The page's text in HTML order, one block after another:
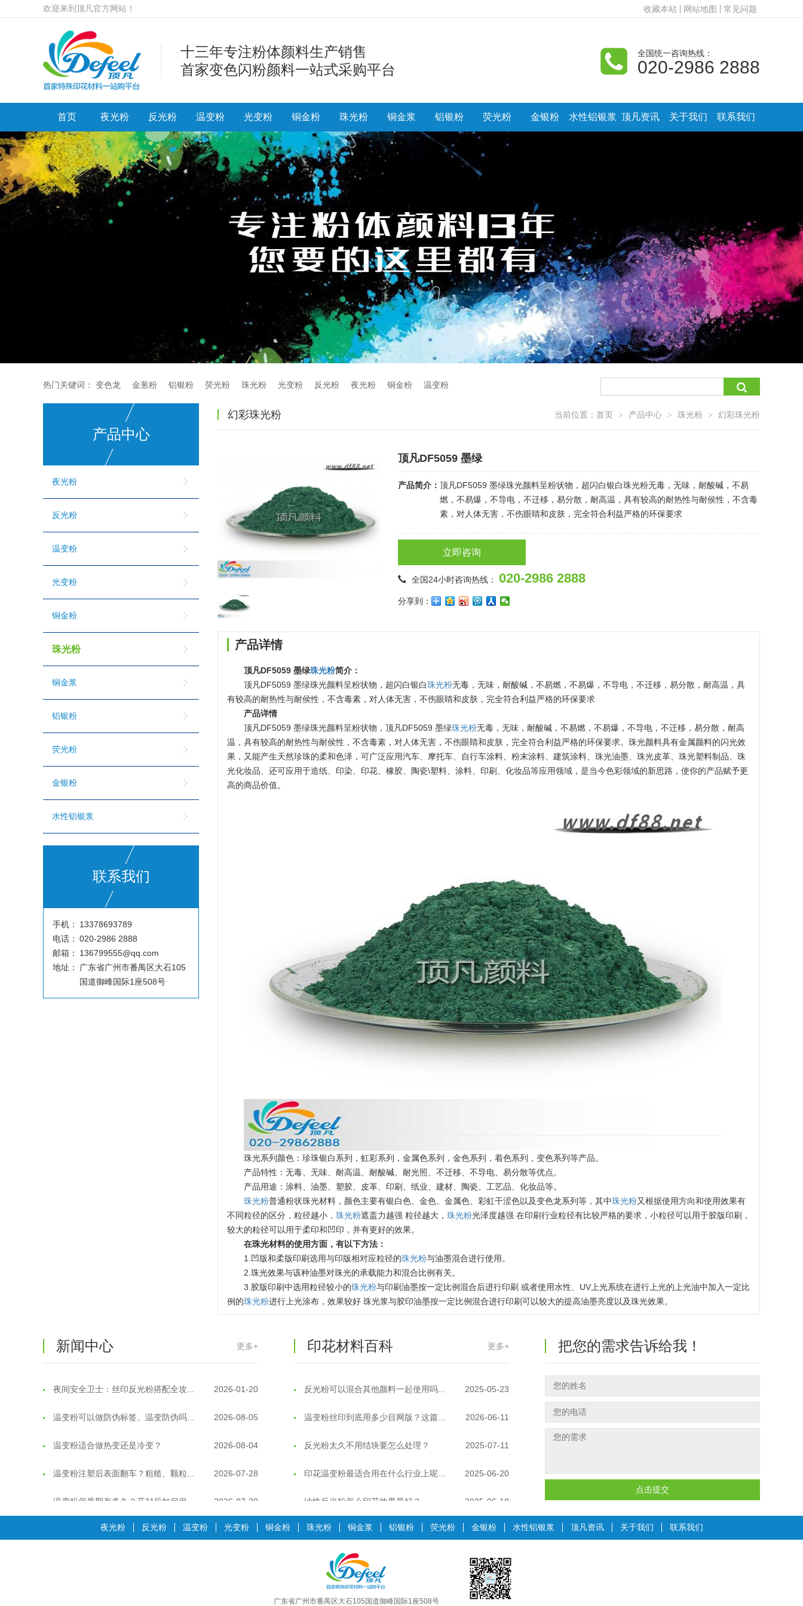
欢迎来到顶凡官方网站！ 收藏本站 网站地图 常见问题
十三年专注粉体颜料生产销售
首家变色闪粉颜料一站式采购平台
全国统一咨询热线：
020-2986 2888
首页 夜光粉 反光粉 温变粉 光变粉 铜金粉 珠光粉 铜金浆 铝银粉 荧光粉 金银粉 水性铝银浆 顶凡资讯 关于我们 联系我们
热门关键词： 变色龙 金葱粉 铝银粉 荧光粉 珠光粉 光变粉 反光粉 夜光粉 铜金粉 温变粉
产品中心
夜光粉
反光粉
温变粉
光变粉
铜金粉
珠光粉
铜金浆
铝银粉
荧光粉
金银粉
水性铝银浆
联系我们
手机：
13378693789
电话： 020-2986 2888
邮箱：
136799555@qq.com
地址：
广东省广州市番禺区大石105
国道御峰国际1座508号
幻彩珠光粉 当前位置： 首页 > 产品中心 > 珠光粉 > 幻彩珠光粉
顶凡DF5059 墨绿
产品简介：顶凡DF5059 墨绿珠光颜料呈粉状物，超闪白银白珠光粉无毒，无味，耐酸碱，不易
燃，不易爆，不导电，不迁移，易分散，耐高温，具有较高的耐热性与耐侯性，不含毒
素，对人体无害，不伤眼睛和皮肤，完全符合利益严格的环保要求
立即咨询
全国24小时咨询热线：020-2986 2888
分享到：
产品详情
顶凡DF5059 墨绿珠光粉简介：
顶凡DF5059 墨绿珠光颜料呈粉状物，超闪白银白珠光粉无毒，无味，耐酸碱，不易燃，不易爆，不导电，不迁移，易分散，耐高温，具
有较高的耐热性与耐侯性，不含毒素，对人体无害，不伤眼睛和皮肤，完全符合利益严格的环保要求
产品详情
顶凡DF5059 墨绿珠光颜料呈粉状物，顶凡DF5059 墨绿珠光粉无毒，无味，耐酸碱，不易燃，不易爆，不导电，不迁移，易分散，耐高
温，具有较高的耐热性与耐侯性，不含毒素，对人体无害，不伤眼睛和皮肤，完全符合利益严格的环保要求。珠光颜料具有金属颜料的闪光效
果，又能产生天然珍珠的柔和色泽，可广泛应用汽车、摩托车、自行车涂料、粉末涂料、建筑涂料、珠光油墨、珠光皮革、珠光塑料制品、珠
光化妆品、还可应用于造纸、印染、印花、橡胶、陶瓷\塑料、涂料、印刷、化妆品等应用领域，是当今色彩领域的新思路，使你的产品赋予更
高的商品价值。
珠光系列颜色：珍珠银白系列，虹彩系列，金属色系列，金色系列，着色系列，变色系列等产品。
产品特性：无毒、无味、耐高温、耐酸碱、耐光照、不迁移、不导电、易分散等优点。
产品用途：涂料、油墨、塑胶、皮革、印刷、纸业、建材、陶瓷、工艺品、化妆品等。
珠光粉普通粉状珠光材料，颜色主要有银白色、金色、金属色、彩虹干涩色以及变色龙系列等，其中珠光粉又根据使用方向和使用效果有
不同粒径的区分，粒径越小，珠光粉遮盖力越强 粒径越大，珠光粉光泽度越强 在印刷行业粒径有比较严格的要求，小粒径可以用于胶版印刷，
较大的粒径可以用于柔印和凹印，并有更好的效果。
在珠光材料的使用方面，有以下方法：
1.凹版和柔版印刷选用与印版相对应粒径的珠光粉与油墨混合进行使用。
2.珠光效果与该种油墨对珠光的承载能力和混合比例有关。
3.胶版印刷中选用粒径较小的珠光粉与印刷油墨按一定比例混合后进行印刷 或者使用水性、UV上光系统在进行上光的上光油中加入一定比
例的珠光粉进行上光涂布，效果较好 珠光浆与胶印油墨按一定比例混合进行印刷可以较大的提高油墨亮度以及珠光效果。
新闻中心 更多+
2026-08-05
2026-08-04
2026-07-28
2026-07-09
温变粉耐温真相：注塑"高温炼... 2026-07-03
温变粉大批量保存指南｜做对这几步... 2026-07-17
印花材料百科 更多+
温变粉丝印到底用多少目网版？这篇...
反光粉太久不用结块要怎么处理？ 2025-07-11
印花温变粉最适合用在什么行业上呢... 2025-06-20
油性反光粉怎么印花效果最好？ 2025-06-18
超细反光粉怎么印牢度才会更好？
反光粉是永久有效的吗？能用多久？ 2025-06-10
外墙涂料中怎么添加反光粉使用？ 2025-06-05
反光粉能用在注塑工艺上吗？ 2025-06-02
超细反光粉怎么印牢度才会更好？ 2025-06-11
外墙涂料中怎么添加反光粉使用？ 2025-06-05
超细反光粉需要搭配什么胶浆使用？ 2025-06-03
把您的需求告诉给我！
点击提交
夜光粉 反光粉 温变粉 光变粉 铜金粉 珠光粉 铜金浆 铝银粉 荧光粉 金银粉 水性铝银浆 顶凡资讯 关于我们 联系我们
广东省广州市番禺区大石105国道御峰国际1座508号